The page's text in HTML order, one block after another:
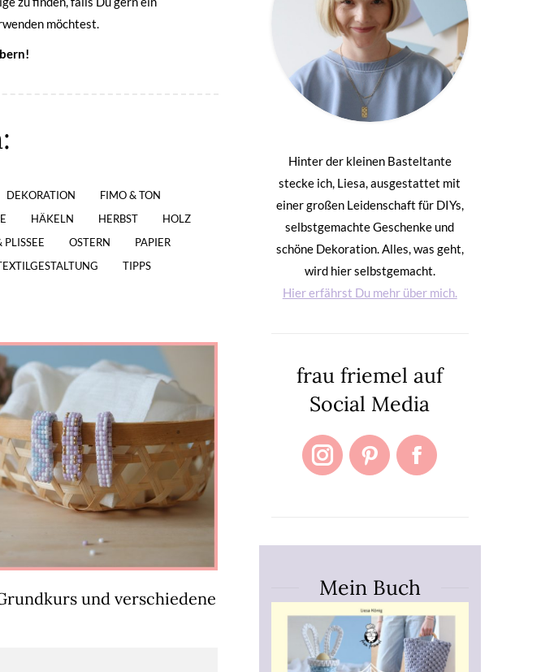
möchtest.
DEKORATION
FIMO & TON
HÄKELN HERBST
HOLZ
OSTERN
PAPIER
TIPPS
und verschiedene
Hinter der kleinen Basteltante
stecke ich, Liesa, ausgestattet mit
einer großen Leidenschaft für DIYs,
selbstgemachte Geschenke und
schöne Dekoration. Alles, was geht,
wird hier selbstgemacht.
Hier erfährst Du mehr über mich.
frau friemel auf
Social Media
Instagram
PinterestFacebook
Mein Buch